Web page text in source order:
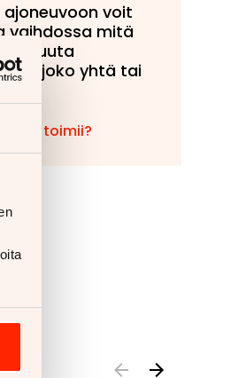
ajoneuvoon voit
vaihdossa mitä
muuta
joko yhtä tai
toimii?